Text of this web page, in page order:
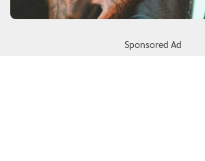
Sponsored Ad